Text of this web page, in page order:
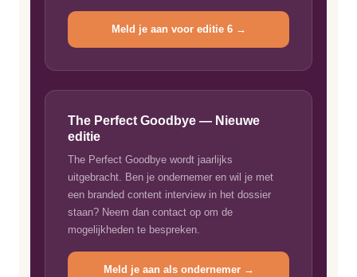
Meld je aan voor editie 6 →
The Perfect Goodbye — Nieuwe
editie
The Perfect Goodbye wordt jaarlijks
uitgebracht. Ben je ondernemer en wil je met
een branded content interview in het dossier
staan? Neem dan contact op om de
mogelijkheden te bespreken.
Meld je aan als ondernemer →